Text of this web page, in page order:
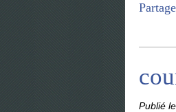
Publié le